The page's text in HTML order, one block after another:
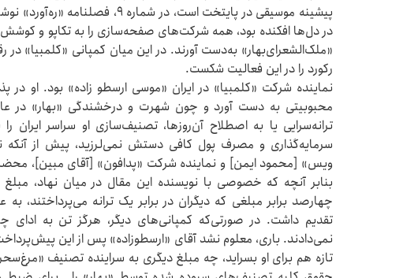
پیشینه موسیقی در پایتخت است، در
در دل‌ها افکنده بود، همه شرکت‌های صفحه‌سازی را به تکاپو و کوشش
«ملک‌الشعرای‌بهار» به‌دست آورند. در این میان کمپانی «کلمبیا»
رکورد را در این فعالیت شکست.
نماینده شرکت «کلمبیا» در ایران «موسی ارسطو زاده» بود. او در
محبوبیتی به ‌دست آورد و چون شهرت و درخشندگی «بهار» در
ترانه‌سرایی یا به اصطلاح آن‌روزها، تصنیف‌سازی او سراسر ایران
سرمایه‌گذاری و مصرف پول کافی دستش نمی‌لرزید، پیش از آنکه
ویس» [محمود ایمن] و نماینده شرکت «پدافون» [آقای مبین]، محضر
بنابر آنچه که خصوصی با نویسنده این مقال در میان نهاد،
چهارصد برابر مبلغی که دیگران در برابر یک ترانه می‌پرداختند،
تقدیم داشت. در صورتی‌که کمپانی‌های دیگر، هرگز تن به ادای
نمی‌دادند. باری، معلوم نشد آقای «ارسطوزاده» پس از این
تازه هم برای او بسراید، چه مبلغ دیگری به سراینده تصنیف